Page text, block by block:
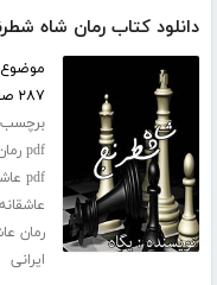
دانلود کتاب رمان شاه
۲۸۷ صفحه
pdf رمان
pdf عاشقانه
عاشقانه
رمان
ایرانی